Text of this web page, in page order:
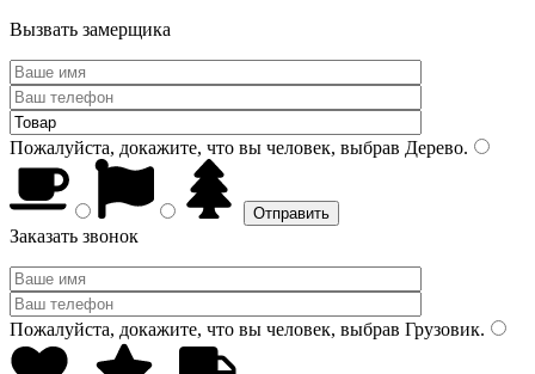
Вызвать замерщика
Пожалуйста, докажите, что вы человек, выбрав Дерево.
Заказать звонок
Пожалуйста, докажите, что вы человек, выбрав Грузовик.